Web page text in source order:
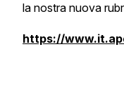
la nostra nuova
https://